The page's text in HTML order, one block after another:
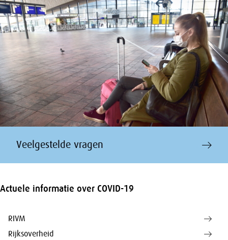
Veelgestelde vragen
Actuele informatie over COVID-19
RIVM
Rijksoverheid